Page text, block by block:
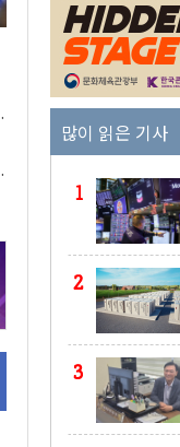
많이 읽은 기사